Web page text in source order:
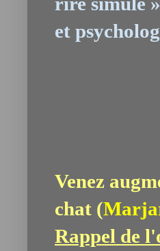
et
Venez
chat (
Rappel de